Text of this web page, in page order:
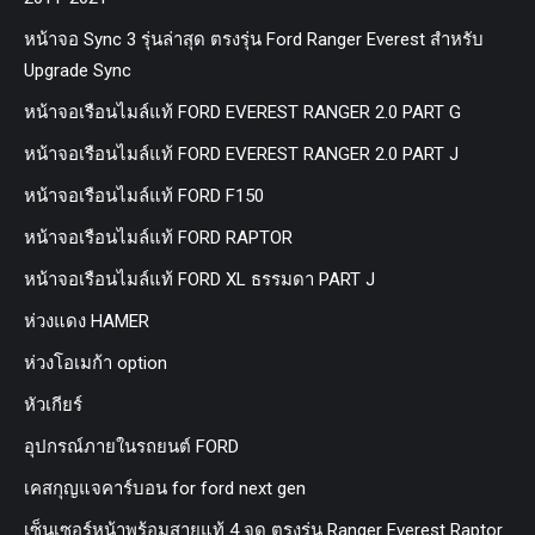
หน้าจอ Sync 3 รุ่นล่าสุด ตรงรุ่น Ford Ranger Everest สำหรับ
Upgrade Sync
หน้าจอเรือนไมล์แท้ FORD EVEREST RANGER 2.0 PART G
หน้าจอเรือนไมล์แท้ FORD EVEREST RANGER 2.0 PART J
หน้าจอเรือนไมล์แท้ FORD F150
หน้าจอเรือนไมล์แท้ FORD RAPTOR
หน้าจอเรือนไมล์แท้ FORD XL ธรรมดา PART J
ห่วงแดง HAMER
ห่วงโอเมก้า option
หัวเกียร์
อุปกรณ์ภายในรถยนต์ FORD
เคสกุญแจคาร์บอน for ford next gen